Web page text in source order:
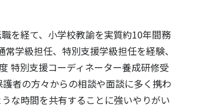
を経て、小学校教諭を実質約10年間務
常学級担任、特別支援学級担任を経験、
特別支援コーディネーター養成研修受
者の方々からの相談や面談に多く携わ
な時間を共有することに強いやりがい